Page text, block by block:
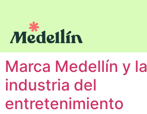
Marca Medellín y la
industria del
entretenimiento